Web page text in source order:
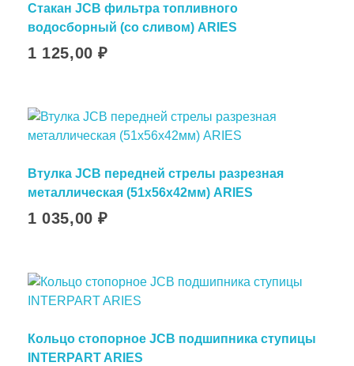
Стакан JCB фильтра топливного
водосборный (со сливом) ARIES
1 125,00₽
Втулка JCB передней стрелы разрезная
металлическая (51х56х42мм) ARIES
1 035,00₽
Кольцо стопорное JCB подшипника ступицы
INTERPART ARIES